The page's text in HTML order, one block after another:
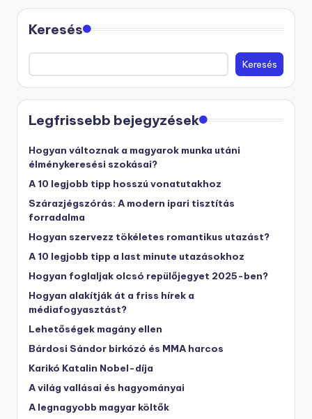
Keresés
Keresés
Legfrissebb bejegyzések
Hogyan változnak a magyarok munka utáni
élménykeresési szokásai?
A 10 legjobb tipp hosszú vonatutakhoz
Szárazjégszórás: A modern ipari tisztítás
forradalma
Hogyan szervezz tökéletes romantikus utazást?
A 10 legjobb tipp a last minute utazásokhoz
Hogyan foglaljak olcsó repülőjegyet 2025-ben?
Hogyan alakítják át a friss hírek a
médiafogyasztást?
Lehetőségek magány ellen
Bárdosi Sándor birkózó és MMA harcos
Karikó Katalin Nobel-díja
A világ vallásai és hagyományai
A legnagyobb magyar költők